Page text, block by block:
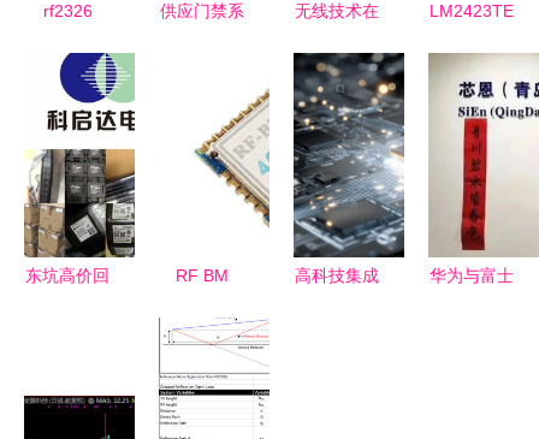
rf2326
成电路ic
供应门禁系
术与超外差
模块的关键
无线技术在
据采集系统
中的应用与
RF集成电
路设计
LM2423TE
路 价格、
厂家、图片
与供应商详
解
东坑高价回
RF BM
4.0 BQB透
传模块 价
格、规格与
高科技集成
华为与富士